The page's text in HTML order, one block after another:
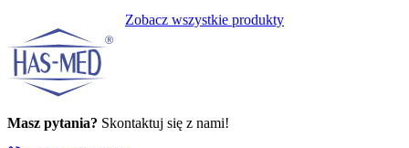
Zobacz wszystkie produkty
Masz pytania? Skontaktuj się z nami!